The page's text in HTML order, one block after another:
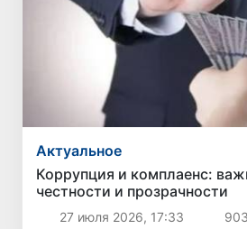
Актуальное
Коррупция и комплаенс:
честности и прозрачности
27 июля 2026, 17:33 903